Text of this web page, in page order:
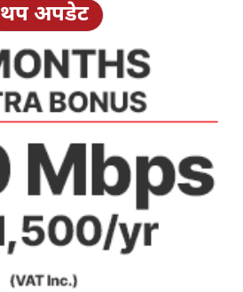
थप अपडेट